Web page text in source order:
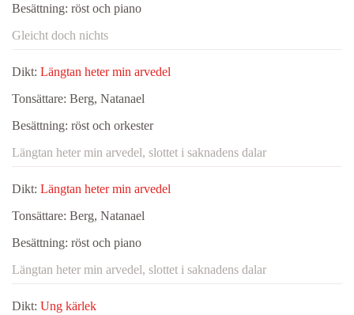
Besättning: röst och piano
Gleicht doch nichts
Dikt: Längtan heter min arvedel
Tonsättare: Berg, Natanael
Besättning: röst och orkester
Längtan heter min arvedel, slottet i saknadens dalar
Dikt: Längtan heter min arvedel
Tonsättare: Berg, Natanael
Besättning: röst och piano
Längtan heter min arvedel, slottet i saknadens dalar
Dikt: Ung kärlek